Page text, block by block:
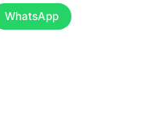
WhatsApp